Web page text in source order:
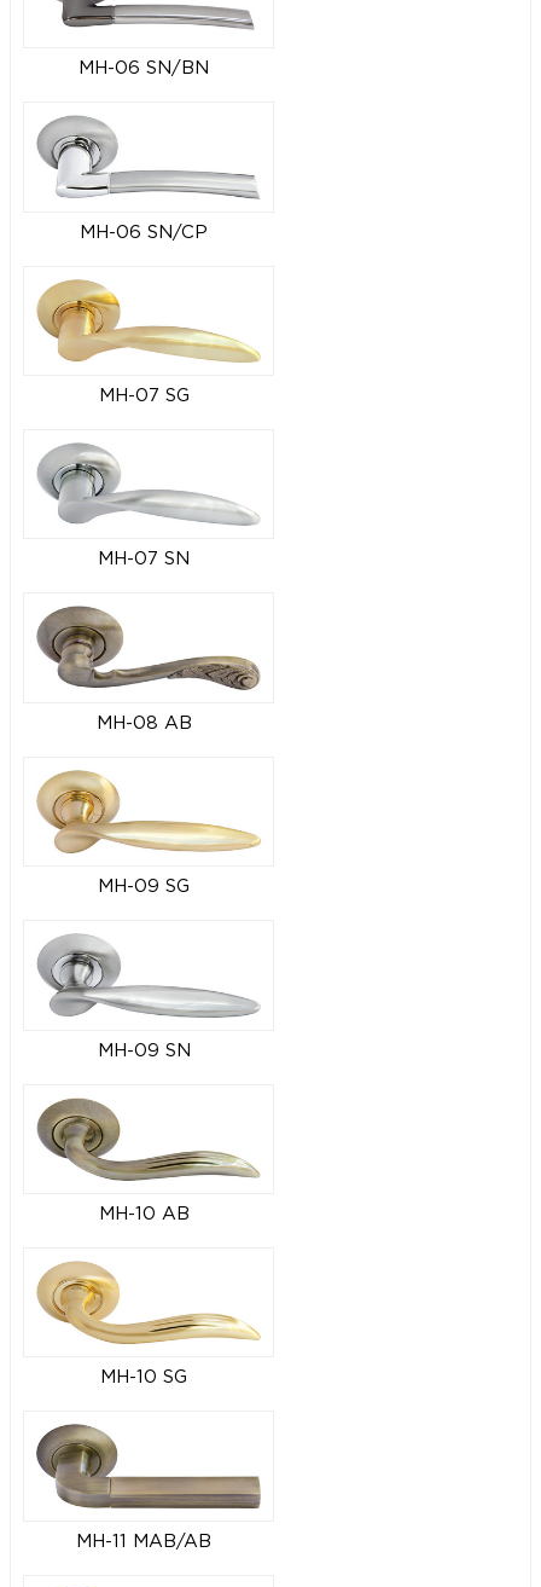
MH-06 SN/BN
MH-06 SN/CP
MH-07 SG
MH-07 SN
MH-08 AB
MH-09 SG
MH-09 SN
MH-10 AB
MH-10 SG
MH-11 MAB/AB